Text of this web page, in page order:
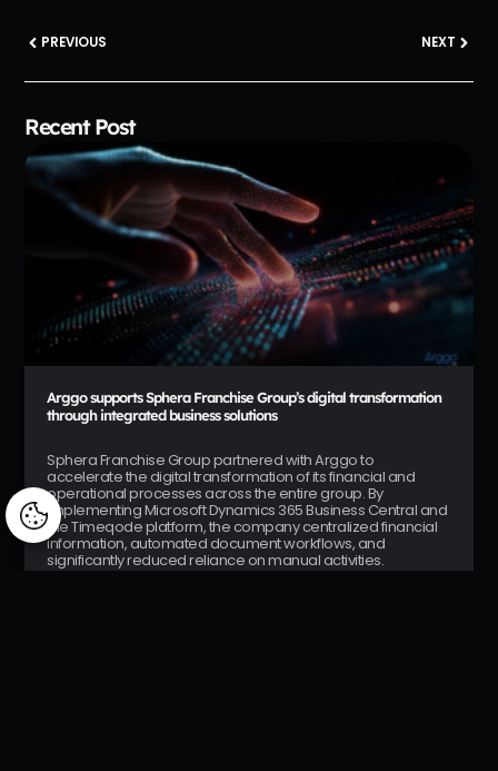
PREVIOUS NEXT
Recent Post
Arggo supports Sphera Franchise Group’s digital transformation
through integrated business solutions
Sphera Franchise Group partnered with Arggo to
accelerate the digital transformation of its financial and
operational processes across the entire group. By
implementing Microsoft Dynamics 365 Business Central and
the Timeqode platform, the company centralized financial
information, automated document workflows, and
significantly reduced reliance on manual activities.
The project focused on standardizing business processes
Manage consent